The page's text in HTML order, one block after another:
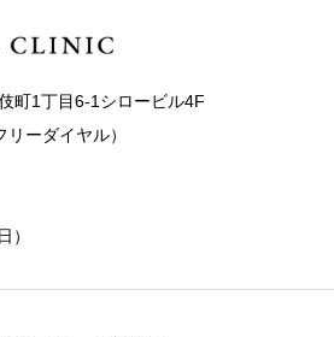
町1丁目6-1シロービル4F
ーダイヤル）
）